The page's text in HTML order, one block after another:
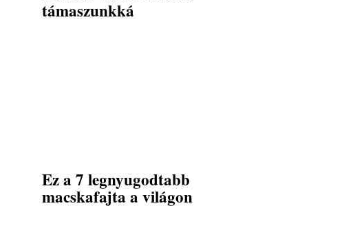
támaszunkká
Ez a 7 legnyugodtabb
macskafajta a világon